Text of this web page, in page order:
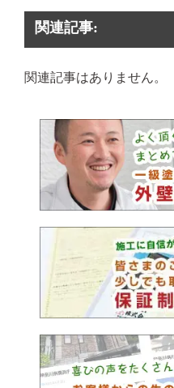
関連記事:
関連記事はありません。